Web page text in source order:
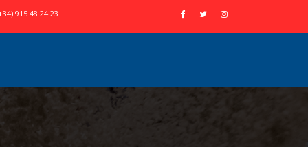
915 48 24 23